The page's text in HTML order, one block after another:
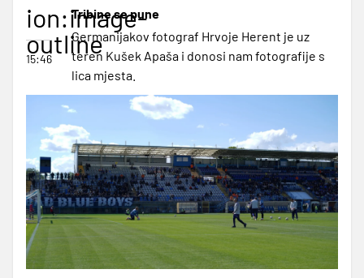
ion:image-
outline
15:46
Tribine se pune
Germanijakov fotograf Hrvoje Herent je uz
teren Kušek Apaša i donosi nam fotografije s
lica mjesta.